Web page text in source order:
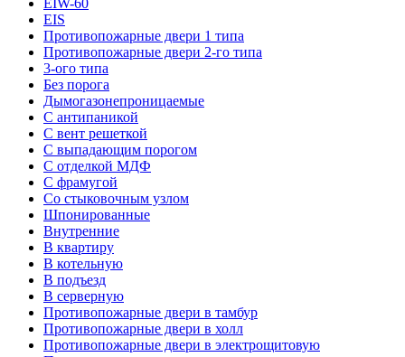
EIS
Противопожарные двери 1 типа
Противопожарные двери 2-го типа
3-ого типа
Без порога
Дымогазонепроницаемые
С антипаникой
С вент решеткой
С выпадающим порогом
С отделкой МДФ
С фрамугой
Со стыковочным узлом
Шпонированные
Внутренние
В квартиру
В котельную
В подъезд
В серверную
Противопожарные двери в тамбур
Противопожарные двери в холл
Противопожарные двери в электрощитовую